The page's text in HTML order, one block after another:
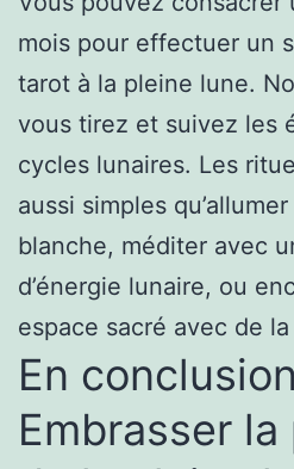
mois pour effectuer un
tarot à la pleine lune.
vous tirez et suivez les
cycles lunaires. Les
aussi simples
blanche, méditer avec
d’énergie lunaire, ou
espace sacré avec de la
En
Embrasser